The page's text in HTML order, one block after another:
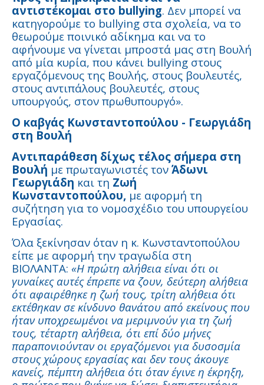
αντιστέκομαι στο bullying. Δεν μπορεί να
κατηγορούμε το bullying στα σχολεία, να το
θεωρούμε ποινικό αδίκημα και να το
αφήνουμε να γίνεται μπροστά μας στη Βουλή
από μία κυρία, που κάνει bullying στους
εργαζόμενους της Βουλής, στους βουλευτές,
στους αντιπάλους βουλευτές, στους
υπουργούς, στον πρωθυπουργό».
Ο καβγάς Κωνσταντοπούλου - Γεωργιάδη
στη Βουλή
Αντιπαράθεση δίχως τέλος σήμερα στη
Βουλή με πρωταγωνιστές τον Άδωνι
Γεωργιάδη και τη Ζωή
Κωνσταντοπούλου, με αφορμή τη
συζήτηση για το νομοσχέδιο του υπουργείου
Εργασίας.
Όλα ξεκίνησαν όταν η κ. Κωνσταντοπούλου
είπε με αφορμή την τραγωδία στη
ΒΙΟΛΑΝΤΑ: «Η πρώτη αλήθεια είναι ότι οι
γυναίκες αυτές έπρεπε να ζουν, δεύτερη αλήθεια
ότι αφαιρέθηκε η ζωή τους, τρίτη αλήθεια ότι
εκτέθηκαν σε κίνδυνο θανάτου από εκείνους που
ήταν υποχρεωμένοι να μεριμνούν για τη ζωή
τους, τέταρτη αλήθεια, ότι επί δύο μήνες
παραπονιούνταν οι εργαζόμενοι για δυσοσμία
στους χώρους εργασίας και δεν τους άκουγε
κανείς, πέμπτη αλήθεια ότι όταν έγινε η έκρηξη,